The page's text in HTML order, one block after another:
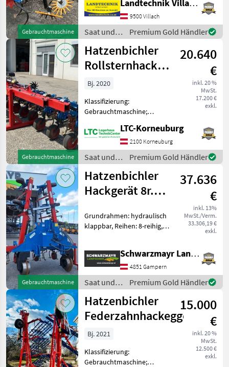
Marktplatz Händlerangebote Kleinanzeigen
Gebrauchtmaschine
Pflanzenschutzbleche,
Pflanzenschutzscheiben 6
reihige Hatzenbichler
Maishacke, hydrau
Landtechnik Villach GmbH
9500 Villach
Saat und
Pflege /
Hatzenbichler
Premium Gold Händler
Gebrauchtmaschine
Hatzenbichler
Rollsternhacke
12x50
20.640
€
inkl. 20 %
MwSt.
17.200 €
exkl.
Bj. 2020
Klassifizierung:
Gebrauchtmaschine;
0838/19; Service Historie:
Ja; Anzahl Vorbesitzer: 1;
Weitere
Maschinenmerkmale:
Rollsternhacke R
LTC-Korneuburg
2100 Korneuburg
Saat und
Pflege /
Hatzenbichler
Premium Gold Händler
Gebrauchtmaschine
Hatzenbichler
Hackgerät 8r.
Kameragest.
37.636
€
inkl. 13%
MwSt./Verm.
33.306,19 €
exkl.
Grundrahmen: hydraulisch
klappbar, Reihen: 8-reihig,
Pflanzenschutzscheiben Nr.
69367 Hackgerät 8-Reihig -
Baujahr 2021 - mit
Schwarzmayr Landtechnik GmbH - Gampern
4851 Gampern
Saat und
Pflege /
Hatzenbichler
Premium Gold Händler
Hatzenbichler
Federzahnhackegge
15.000
€
inkl. 20 %
MwSt.
12.500 €
exkl.
Bj. 2021
Klassifizierung:
Gebrauchtmaschine;